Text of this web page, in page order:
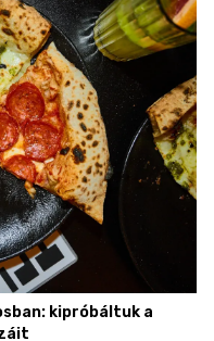
kipróbáltuk a